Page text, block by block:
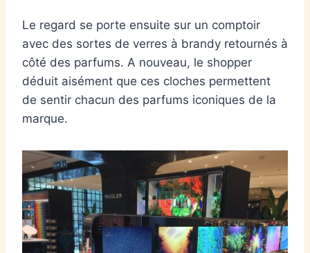
Le regard se porte ensuite sur un comptoir
avec des sortes de verres à brandy retournés à
côté des parfums. A nouveau, le shopper
déduit aisément que ces cloches permettent
de sentir chacun des parfums iconiques de la
marque.